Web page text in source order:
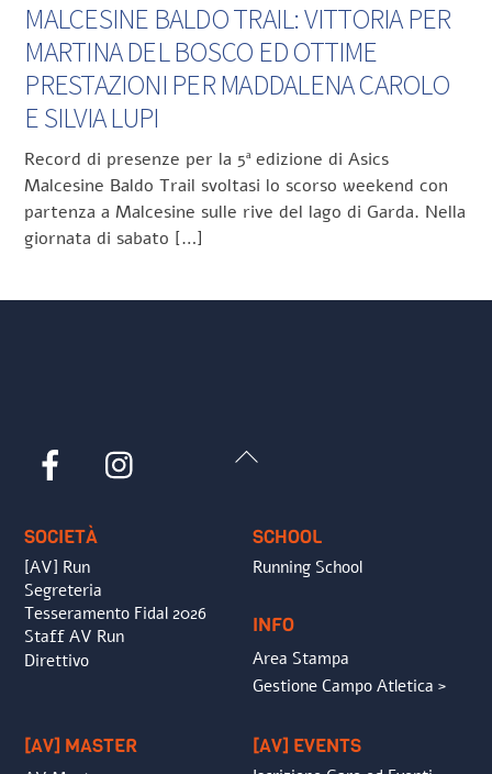
MALCESINE BALDO TRAIL: VITTORIA PER
MARTINA DEL BOSCO ED OTTIME
PRESTAZIONI PER MADDALENA CAROLO
E SILVIA LUPI
Record di presenze per la 5ª edizione di Asics
Malcesine Baldo Trail svoltasi lo scorso weekend con
partenza a Malcesine sulle rive del lago di Garda. Nella
giornata di sabato […]
Back
Facebook
SOCIETÀ
[AV] Run
Segreteria
Tesseramento Fidal 2026
Staff AV Run
Direttivo
SCHOOL
Running School
INFO
Area Stampa
Gestione Campo Atletica >
[AV] MASTER [AV] EVENTS